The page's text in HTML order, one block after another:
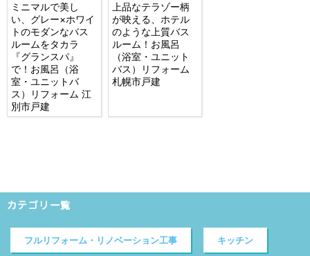
ミニマルで美し
い、グレー×ホワイ
トのモダンなバス
ルームをタカラ
『グランスパ』
で！お風呂（浴
室・ユニットバ
ス）リフォーム 江
別市戸建
上品なテラゾー柄
が映える、ホテル
のような上質バス
ルーム！お風呂
（浴室・ユニット
バス）リフォーム
札幌市戸建
カテゴリ一覧
フルリフォーム・リノベーション工事 キッチン